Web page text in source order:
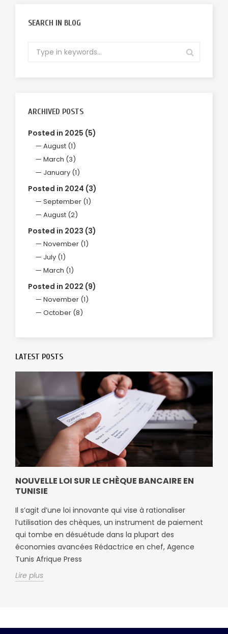
SEARCH IN BLOG
ARCHIVED POSTS
Posted in 2025 (5)
August (1)
March (3)
January (1)
Posted in 2024 (3)
September (1)
August (2)
Posted in 2023 (3)
November (1)
July (1)
March (1)
Posted in 2022 (9)
November (1)
October (8)
LATEST POSTS
NOUVELLE LOI SUR LE CHÈQUE BANCAIRE EN
TUNISIE
Il s’agit d’une loi innovante qui vise à rationaliser
l’utilisation des chèques, un instrument de paiement
qui tombe en désuétude dans la plupart des
économies avancées Rédactrice en chef, Agence
Tunis Afrique Press
Lire plus